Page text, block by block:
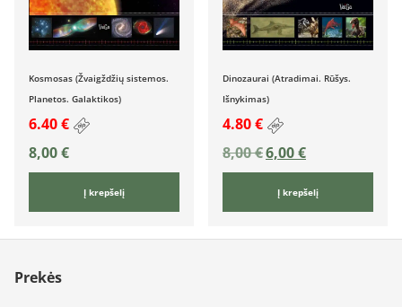
Kosmosas (Žvaigždžių sistemos.
Planetos. Galaktikos)
6.40 €
8,00€
Į krepšelį
Dinozaurai (Atradimai. Rūšys.
Išnykimas)
4.80 €
8,00€6,00€
Į krepšelį
Prekės